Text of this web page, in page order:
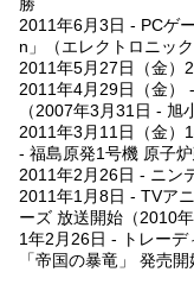
2011年6月3日 - PCゲ
n」（エレクトロニッ
2011年5月27日（金）
2011年4月29日（金）
（2007年3月31日 - 旭
2011年3月11日（金）
- 福島原発1号機 原子炉
2011年2月26日 - ニン
2011年1月8日 - TVア
ーズ 放送開始（2010
1年2月26日 - トレーデ
「帝国の暴竜」 発売開